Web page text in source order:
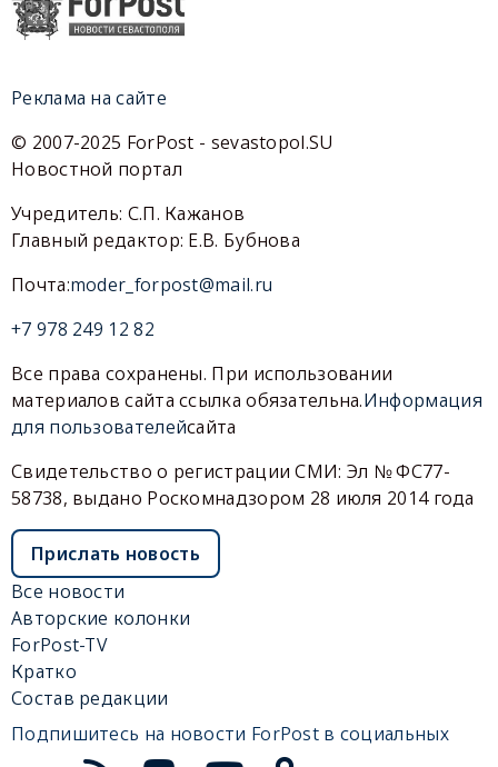
Реклама на сайте
© 2007-2025 ForPost - sevastopol.SU
Новостной портал
Учредитель: С.П. Кажанов
Главный редактор: Е.В. Бубнова
Почта:moder_forpost@mail.ru
+7 978 249 12 82
Все права сохранены. При использовании
материалов сайта ссылка обязательна.Информация
для пользователейсайта
Свидетельство о регистрации СМИ: Эл № ФС77-
58738, выдано Роскомнадзором 28 июля 2014 года
Прислать новость
Все новости
Авторские колонки
ForPost-TV
Кратко
Состав редакции
Подпишитесь на новости ForPost в социальных